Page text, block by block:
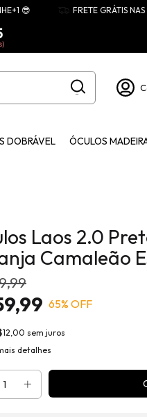
FRETE GRÁTIS NAS
DOBRÁVEL ÓCULOS
Laos 2.0
Camaleão
65% OFF
sem juros
detalhes